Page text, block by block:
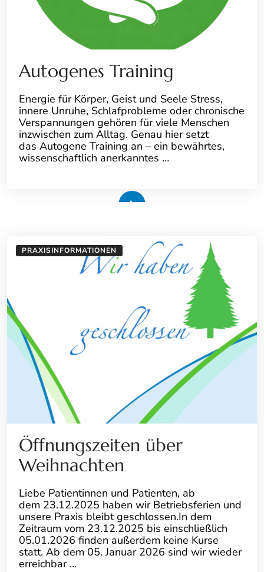
Autogenes Training
Energie für Körper, Geist und Seele Stress,
innere Unruhe, Schlafprobleme oder chronische
Verspannungen gehören für viele Menschen
inzwischen zum Alltag. Genau hier setzt
das Autogene Training an – ein bewährtes,
wissenschaftlich anerkanntes …
PRAXISINFORMATIONEN
Öffnungszeiten über
Weihnachten
Liebe Patientinnen und Patienten, ab
dem 23.12.2025 haben wir Betriebsferien und
unsere Praxis bleibt geschlossen.In dem
Zeitraum vom 23.12.2025 bis einschließlich
05.01.2026 finden außerdem keine Kurse
statt. Ab dem 05. Januar 2026 sind wir wieder
erreichbar …